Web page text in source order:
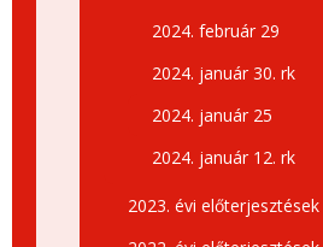
2024. február 29
2024. január 30. rk
2024. január 25
2024. január 12. rk
2023. évi előterjesztések